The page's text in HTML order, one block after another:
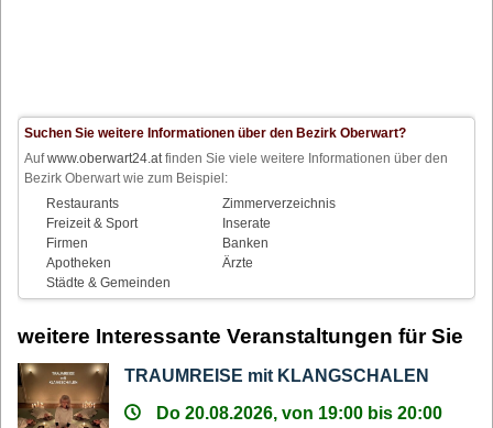
Suchen Sie weitere Informationen über den Bezirk Oberwart?
Aufwww.oberwart24.atfinden Sie viele weitere Informationen über den
Bezirk Oberwart wie zum Beispiel:
Restaurants
Zimmerverzeichnis
Freizeit & Sport
Inserate
Firmen
Banken
Apotheken
Ärzte
Städte & Gemeinden
weitere Interessante Veranstaltungen für Sie
TRAUMREISE mit KLANGSCHALEN
Do 20.08.2026, von 19:00 bis 20:00